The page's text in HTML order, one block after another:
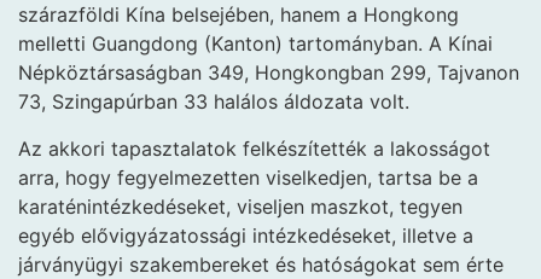
szárazföldi Kína belsejében, hanem a Hongkong
melletti Guangdong (Kanton) tartományban. A Kínai
Népköztársaságban 349, Hongkongban 299, Tajvanon
73, Szingapúrban 33 halálos áldozata volt.
Az akkori tapasztalatok felkészítették a lakosságot
arra, hogy fegyelmezetten viselkedjen, tartsa be a
karaténintézkedéseket, viseljen maszkot, tegyen
egyéb elővigyázatossági intézkedéseket, illetve a
járványügyi szakembereket és hatóságokat sem érte